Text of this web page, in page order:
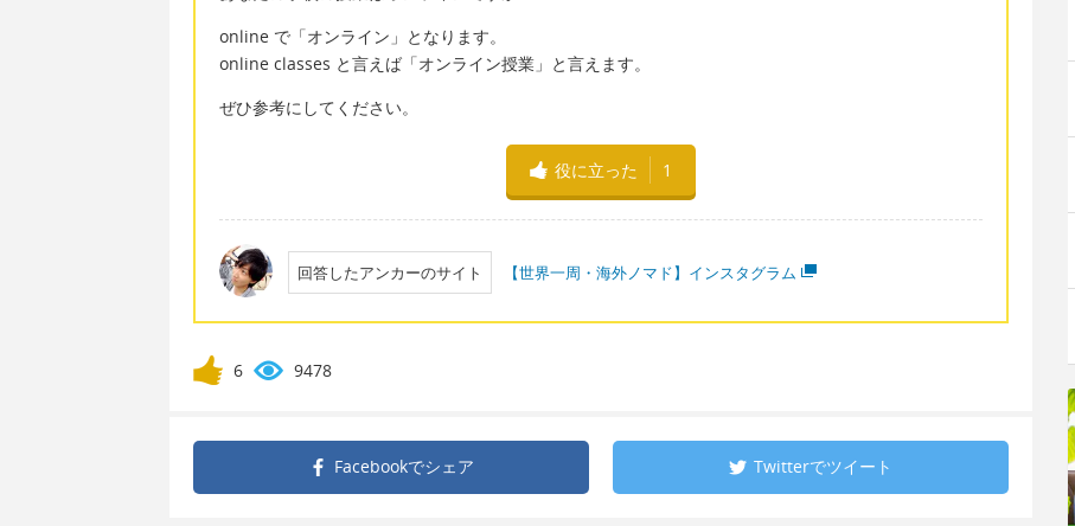
online で「オンライン」となります。
online classes と言えば「オンライン授業」と言えます。
ぜひ参考にしてください。
役に立った 1
回答したアンカーのサイト 【世界一周・海外ノマド】インスタグラム
6 9478
Facebookでシェア Twitterでツイート